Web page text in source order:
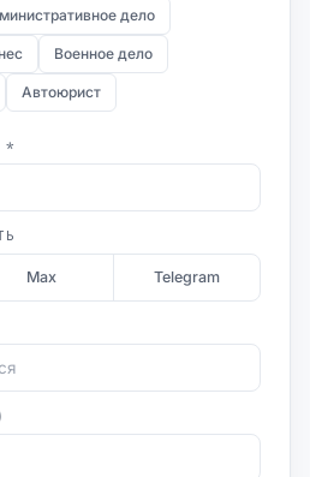
дело
Военное дело
Автоюрист
*
Max Telegram